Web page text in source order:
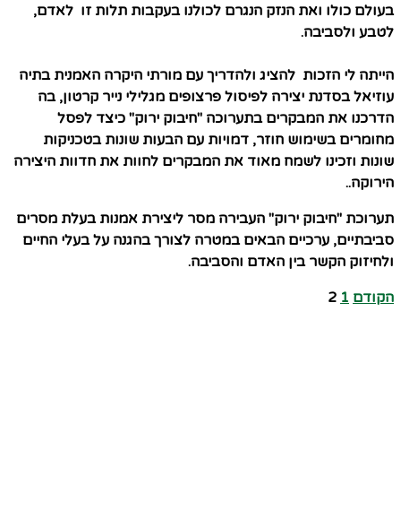
בעולם כולו ואת הנזק הנגרם לכולנו בעקבות תלות זו לאדם,
לטבע ולסביבה.
הייתה לי הזכות להציג ולהדריך עם מורתי היקרה האמנית בתיה
עוזיאל בסדנת יצירה לפיסול פרצופים מגלילי נייר קרטון, בה
הדרכנו את המבקרים בתערוכה "חיבוק ירוק" כיצד לפסל
מחומרים בשימוש חוזר, דמויות עם הבעות שונות בטכניקות
שונות וזכינו לשמח מאוד את המבקרים לחוות את חדוות היצירה
הירוקה..
תערוכת "חיבוק ירוק" העבירה מסר ליצירת אמנות בעלת מסרים
סביבתיים, ערכיים הבאים במטרה לצורך בהגנה על בעלי החיים
ולחיזוק הקשר בין האדם והסביבה.
הקודם 1
2